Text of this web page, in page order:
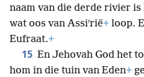
naam van die derde rivier is
wat oos van Assiʹrië+ loop.
Eufraat.+
15 En Jehovah God het
hom in die tuin van Eden+